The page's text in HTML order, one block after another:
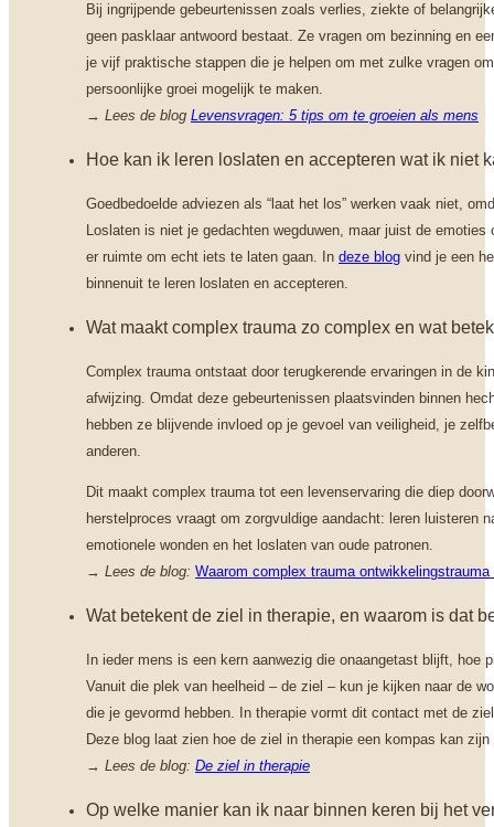
Bij ingrijpende gebeurtenissen zoals verlies, ziekte of
geen pasklaar antwoord bestaat. Ze vragen om bezinning en
je vijf praktische stappen die je helpen om met zulke vragen
persoonlijke groei mogelijk te maken.
→ Lees de blog Levensvragen: 5 tips om te groeien als mens
Hoe kan ik leren loslaten en accepteren wat ik niet
Goedbedoelde adviezen als “laat het los” werken vaak niet,
Loslaten is niet je gedachten wegduwen, maar juist de
er ruimte om echt iets te laten gaan. In deze blog vind je een
binnenuit te leren loslaten en accepteren.
Wat maakt complex trauma zo complex en wat
Complex trauma ontstaat door terugkerende ervaringen in de
afwijzing. Omdat deze gebeurtenissen plaatsvinden binnen
hebben ze blijvende invloed op je gevoel van veiligheid, je
anderen.
Dit maakt complex trauma tot een levenservaring die diep
herstelproces vraagt om zorgvuldige aandacht: leren luisteren
emotionele wonden en het loslaten van oude patronen.
→ Lees de blog: Waarom complex trauma
Wat betekent de ziel in therapie, en waarom is dat
In ieder mens is een kern aanwezig die onaangetast blijft, hoe
Vanuit die plek van heelheid – de ziel – kun je kijken naar de
die je gevormd hebben. In therapie vormt dit contact met de
Deze blog laat zien hoe de ziel in therapie een kompas kan
→ Lees de blog: De ziel in therapie
Op welke manier kan ik naar binnen keren bij het